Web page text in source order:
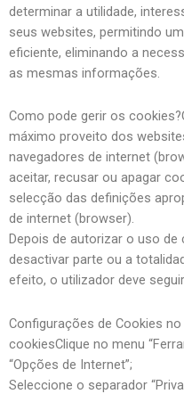
determinar a utilidade,
seus websites, permitindo
eficiente, eliminando a
as mesmas informações.
Como pode gerir os
máximo proveito dos
navegadores de internet
aceitar, recusar ou apagar
selecção das definições
de internet (browser).
Depois de autorizar o uso
desactivar parte ou a
efeito, o utilizador deve
Configurações de Cookies
cookiesClique no menu
“Opções de Internet”;
Seleccione o separador